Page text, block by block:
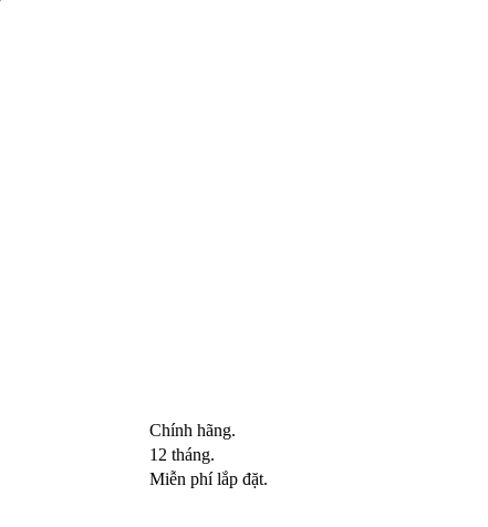
Chính hãng.
12 tháng.
Miễn phí lắp đặt.